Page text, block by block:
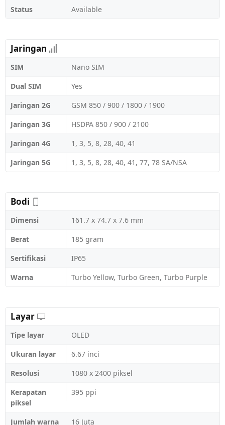
Status Available
Jaringan
SIM
Nano SIM
Dual SIM
Yes
Jaringan 2G
GSM 850 / 900 / 1800 / 1900
Jaringan 3G
HSDPA 850 / 900 / 2100
Jaringan 4G
1, 3, 5, 8, 28, 40, 41
Jaringan 5G
1, 3, 5, 8, 28, 40, 41, 77, 78 SA/NSA
Bodi
Dimensi
161.7 x 74.7 x 7.6 mm
Berat
185 gram
Sertifikasi
IP65
Warna
Turbo Yellow, Turbo Green, Turbo Purple
Layar
Tipe layar
OLED
Ukuran layar
6.67 inci
Resolusi
1080 x 2400 piksel
Kerapatan
piksel
395 ppi
Jumlah warna
16 Juta